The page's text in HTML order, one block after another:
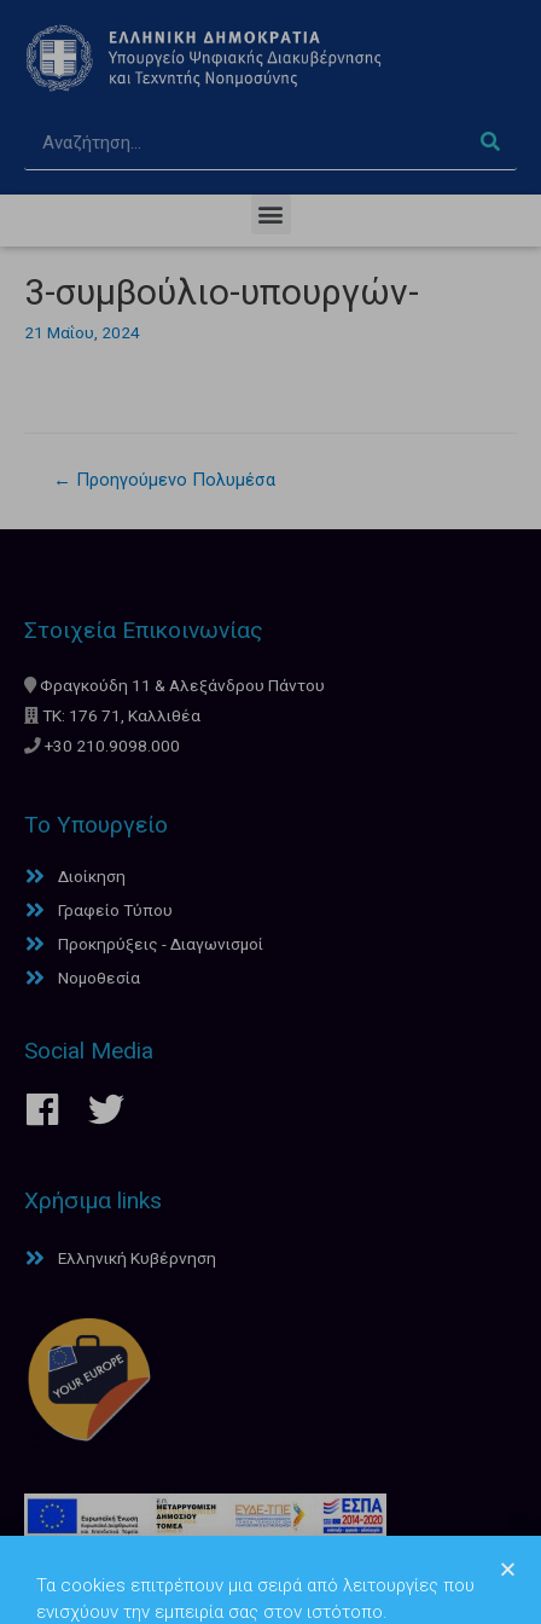
3-συμβούλιο-υπουργών-
21 Μαΐου, 2024
← Προηγούμενο Πολυμέσα
Στοιχεία Επικοινωνίας
Φραγκούδη 11 & Αλεξάνδρου Πάντου
ΤΚ: 176 71, Καλλιθέα
+30 210.9098.000
Το Υπουργείο
Διοίκηση
Γραφείο Τύπου
Προκηρύξεις - Διαγωνισμοί
Νομοθεσία
Social Media
Χρήσιμα links
Ελληνική Κυβέρνηση
Τα cookies επιτρέπουν μια σειρά από λειτουργίες που
ενισχύουν την εμπειρία σας στον ιστότοπο.